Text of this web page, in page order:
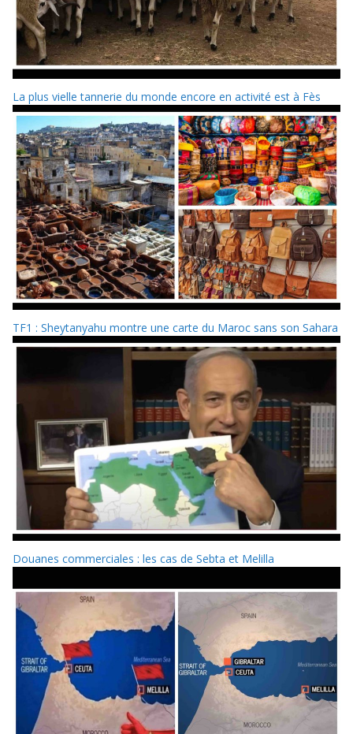
La plus vielle tannerie du monde encore en activité est à Fès
TF1 : Sheytanyahu montre une carte du Maroc sans son Sahara
Douanes commerciales : les cas de Sebta et Melilla